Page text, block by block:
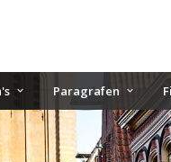
Paragrafen